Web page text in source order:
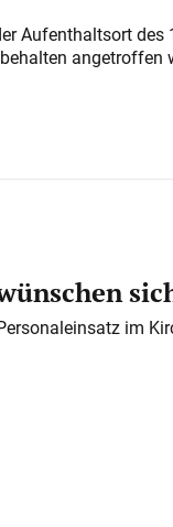
Aufenthaltsort
angetroffen
im